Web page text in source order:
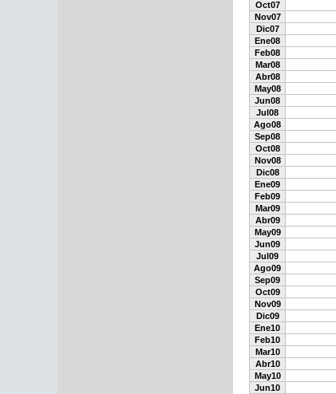
Oct07
Nov07
Dic07
Ene08
Feb08
Mar08
Abr08
May08
Jun08
Jul08
Ago08
Sep08
Oct08
Nov08
Dic08
Ene09
Feb09
Mar09
Abr09
May09
Jun09
Jul09
Ago09
Sep09
Oct09
Nov09
Dic09
Ene10
Feb10
Mar10
Abr10
May10
Jun10